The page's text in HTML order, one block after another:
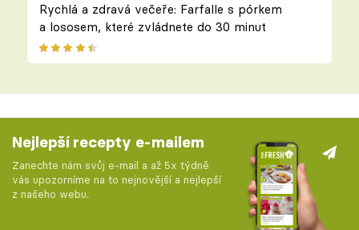
Rychlá a zdravá večeře: Farfalle s pórkem
a lososem, které zvládnete do 30 minut
Nejlepší recepty e-mailem
Zanechte nám svůj e-mail a až 5x týdně
vás upozorníme na to nejnovější a nejlepší
z našeho webu.